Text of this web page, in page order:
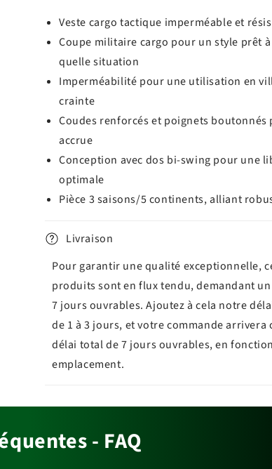
Veste cargo tactique imperméable et
Coupe militaire cargo pour un style prêt
quelle situation
Imperméabilité pour une utilisation en
crainte
Coudes renforcés et poignets boutonnés
accrue
Conception avec dos bi-swing pour une
optimale
Pièce 3 saisons/5 continents, alliant
Livraison
Pour garantir une qualité exceptionnelle,
produits sont en flux tendu, demandant
7 jours ouvrables. Ajoutez à cela notre
de 1 à 3 jours, et votre commande arrivera
délai total de 7 jours ouvrables, en
emplacement.
- FAQ